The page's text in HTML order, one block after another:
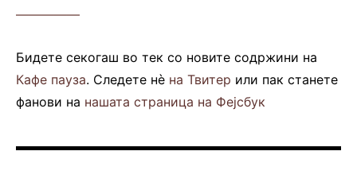
—————
Бидете секогаш во тек со новите содржини на
Кафе пауза. Следете нè на Твитер или пак станете
фанови на нашата страница на Фејсбук